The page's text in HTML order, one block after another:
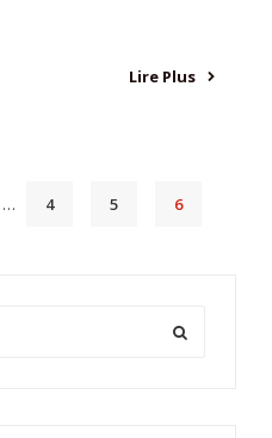
Lire Plus
… 4 5 6